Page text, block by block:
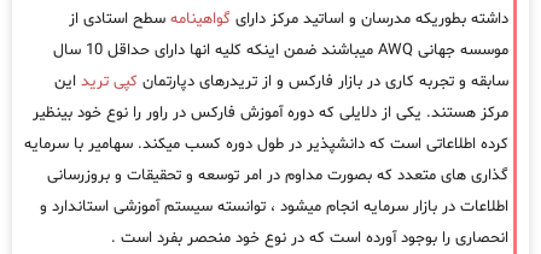
داشته بطوریکه مدرسان و اساتید مرکز دارای گواهینامه سطح استادی از
موسسه جهانی AWQ میباشند ضمن اینکه کلیه انها دارای حداقل 10 سال
سابقه و تجربه کاری در بازار فارکس و از تریدرهای دپارتمان کپی ترید این
مرکز هستند. یکی از دلایلی که دوره آموزش فارکس در راور را نوع خود بینظیر
کرده اطلاعاتی است که دانشپذیر در طول دوره کسب میکند. سهامیر با سرمایه
گذاری های متعدد که بصورت مداوم در امر توسعه و تحقیقات و بروزرسانی
اطلاعات در بازار سرمایه انجام میشود ، توانسته سیستم آموزشی استاندارد و
انحصاری را بوجود آورده است که در نوع خود منحصر بفرد است .